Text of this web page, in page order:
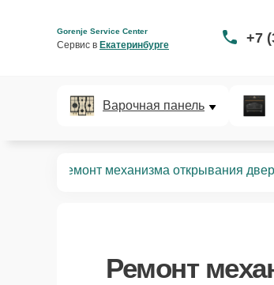
Gorenje Service Center
Сервис в Екатеринбурге +7
Варочная панель
Ремонт механизма открывания
Ремонт